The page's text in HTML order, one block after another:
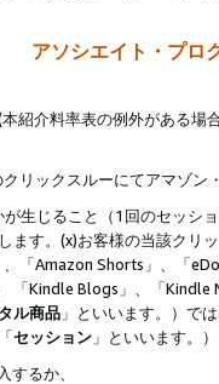
アソシエイト・プロ
本紹介料率表の例外がある
リックスルーにてアマゾン
生じること（1回のセッシ
ます。(x)お客様の当該ク
「Amazon Shorts」、「
「Kindle Blogs」、「
ル商品 」といいます。）で
セッション 」といいます。
るか、